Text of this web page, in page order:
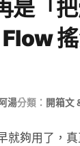
是「
阿湯分類： 開箱文
就夠用了，